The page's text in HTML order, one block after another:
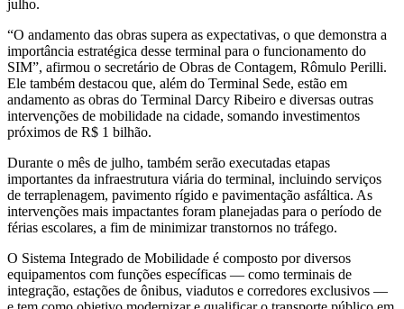
julho.
“O andamento das obras supera as expectativas, o que demonstra a
importância estratégica desse terminal para o funcionamento do
SIM”, afirmou o secretário de Obras de Contagem, Rômulo Perilli.
Ele também destacou que, além do Terminal Sede, estão em
andamento as obras do Terminal Darcy Ribeiro e diversas outras
intervenções de mobilidade na cidade, somando investimentos
próximos de R$ 1 bilhão.
Durante o mês de julho, também serão executadas etapas
importantes da infraestrutura viária do terminal, incluindo serviços
de terraplenagem, pavimento rígido e pavimentação asfáltica. As
intervenções mais impactantes foram planejadas para o período de
férias escolares, a fim de minimizar transtornos no tráfego.
O Sistema Integrado de Mobilidade é composto por diversos
equipamentos com funções específicas — como terminais de
integração, estações de ônibus, viadutos e corredores exclusivos —